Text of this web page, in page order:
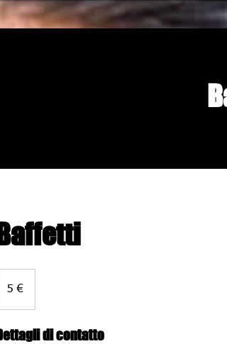
Baffetti
5 €
di contatto